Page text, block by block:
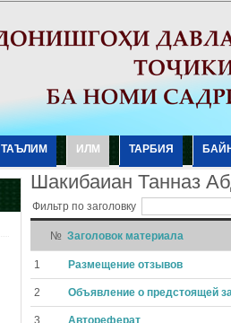
ТАЪЛИМ ИЛМ ТАРБИЯ
Шакибаиан Танназ
Фильтр по заголовку
№ Заголовок материала
1 Размещение отзывов
2 Объявление о предстоящей
3 Автореферат